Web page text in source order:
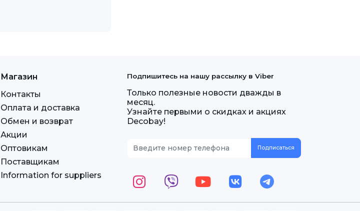
Магазин
Контакты
Оплата и доставка
Обмен и возврат
Акции
Оптовикам
Поставщикам
Information for suppliers
Подпишитесь на нашу рассылку в Viber
Только полезные новости дважды в
месяц.
Узнайте первыми о скидках и акциях
Decobay!